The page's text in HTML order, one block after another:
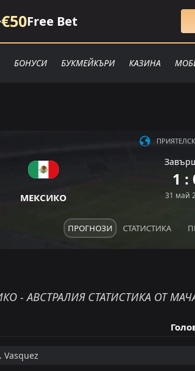
€50Free Bet
БОНУСИ БУКМЕЙКЪРИ КАЗИНА
МЕКСИКО
1 :
31 май
ПРОГНОЗИ СТАТИСТИКА
- АВСТРАЛИЯ СТАТИСТИКА ОТ
Vasquez